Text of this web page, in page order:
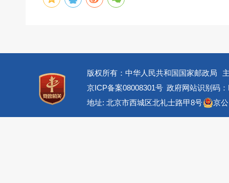
版权所有：中华人民共和国国家邮政局
京ICP备案08008301号 政府网站识别码
地址: 北京市西城区北礼士路甲8号
京